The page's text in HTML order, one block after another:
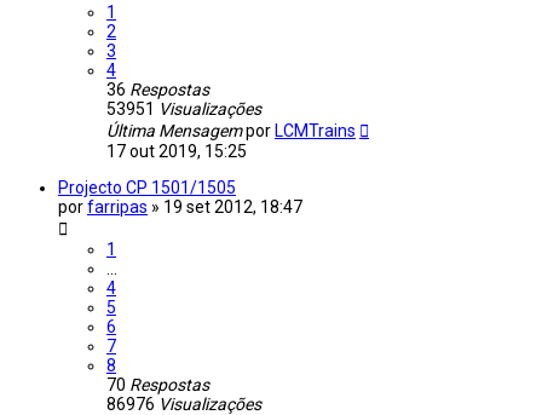
1
2
3
4
36 Respostas
53951 Visualizações
Última Mensagempor LCMTrains
17 out 2019, 15:25
Projecto CP 1501/1505
porfarripas » 19 set 2012, 18:47
1
4
5
6
7
8
70 Respostas
86976 Visualizações